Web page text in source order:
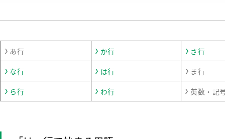
あ行 か行
さ行
な行
は行
ま行
ら行
わ行 英数・記